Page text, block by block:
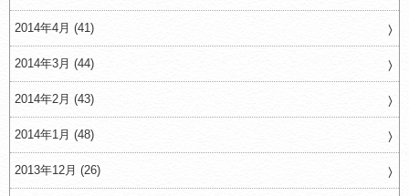
2014年4月 (41)
2014年3月 (44)
2014年2月 (43)
2014年1月 (48)
2013年12月 (26)